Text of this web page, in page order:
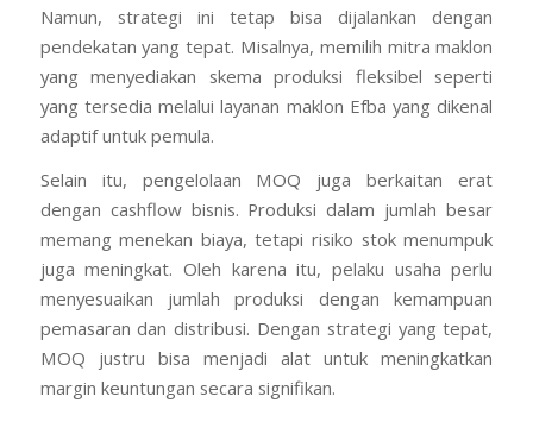
Namun, strategi ini tetap bisa dijalankan dengan
pendekatan yang tepat. Misalnya, memilih mitra maklon
yang menyediakan skema produksi fleksibel seperti
yang tersedia melalui layanan maklon Efba yang dikenal
adaptif untuk pemula.
Selain itu, pengelolaan MOQ juga berkaitan erat
dengan cashflow bisnis. Produksi dalam jumlah besar
memang menekan biaya, tetapi risiko stok menumpuk
juga meningkat. Oleh karena itu, pelaku usaha perlu
menyesuaikan jumlah produksi dengan kemampuan
pemasaran dan distribusi. Dengan strategi yang tepat,
MOQ justru bisa menjadi alat untuk meningkatkan
margin keuntungan secara signifikan.